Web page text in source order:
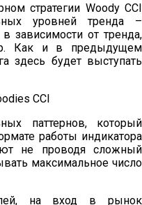
стратегии Woody CCI
уровней тренда –
зависимости от тренда,
Как и в предыдущем
здесь будет выступать
паттернов, который
работы индикатора
не проводя сложный
максимальное число
на вход в рынок